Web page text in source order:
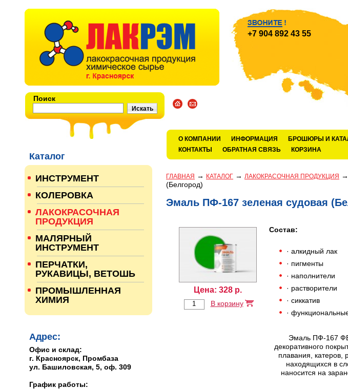
Поиск
О КОМПАНИИ ИНФОРМАЦИЯ БРОШЮРЫ И
КОНТАКТЫ
ОБРАТНАЯ СВЯЗЬ КОРЗИНА
+7 904 892 43 55
ГЛАВНАЯ → КАТАЛОГ → ЛАКОКРАСОЧНАЯ ПРОДУКЦИЯ →
(Белгород)
Эмаль ПФ-167 зеленая судовая
Цена: 328 р.
В корзину
Состав:
· алкидный лак
· пигменты
· наполнители
· растворители
· сиккатив
·
Эмаль ПФ-167
декоративного
плавания, катеров,
находящихся в
наносится на
Каталог
ИНСТРУМЕНТ
КОЛЕРОВКА
ЛАКОКРАСОЧНАЯ
ПРОДУКЦИЯ
МАЛЯРНЫЙ
ИНСТРУМЕНТ
ПЕРЧАТКИ,
РУКАВИЦЫ, ВЕТОШЬ
ПРОМЫШЛЕННАЯ
ХИМИЯ
Адрес:
Офис и склад:
г. Красноярск, Промбаза
ул. Башиловская, 5, оф. 309
График работы: